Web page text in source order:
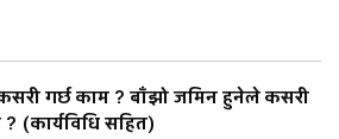
गर्छ काम ? बाँझो जमिन हुनेले कसरी
(कार्यविधि सहित)